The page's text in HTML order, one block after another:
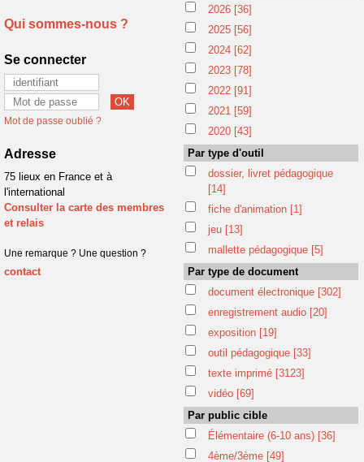
Qui sommes-nous ?
Se connecter
Mot de passe oublié ?
Adresse
75 lieux en France et à
l'international
Consulter la carte des membres
et relais
Une remarque ? Une question ?
contact
2026 [36]
2025 [56]
2024 [62]
2023 [78]
2022 [91]
2021 [59]
2020 [43]
Par type d'outil
dossier, livret pédagogique
[14]
fiche d'animation [1]
jeu [13]
mallette pédagogique [5]
Par type de document
document électronique [302]
enregistrement audio [20]
exposition [19]
outil pédagogique [33]
texte imprimé [3123]
vidéo [69]
Par public cible
Élémentaire (6-10 ans) [36]
4ème/3ème [49]